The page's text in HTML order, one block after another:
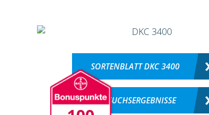
SORTENBLATT DKC 3400
VERSUCHSERGEBNISSE